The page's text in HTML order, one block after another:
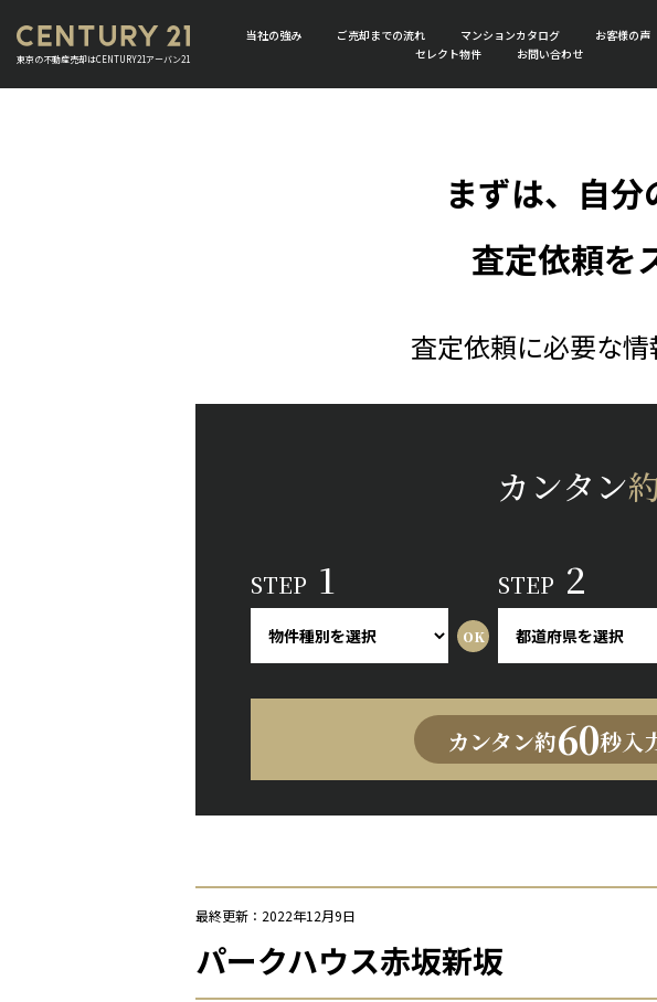
東京の不動産売却はCENTURY21アーバン21
当社の強み ご売却までの流れ マンションカタログ お客様の声
セレクト物件
お問い合わせ
まずは、自
査定依頼を
査定依頼に必要な
カンタン
STEP 1 STEP 2
カンタン約60秒入
最終更新：2022年12月9日
パークハウス赤坂新坂